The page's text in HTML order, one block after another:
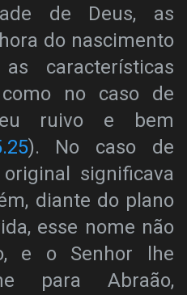
de Deus, as
do nascimento
características
no caso de
ruivo e bem
). No caso de
significava
diante do plano
esse nome não
e o Senhor lhe
para Abraão,